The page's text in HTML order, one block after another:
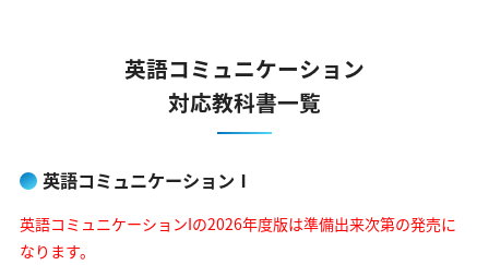
英語コミュニケーション
対応教科書一覧
英語コミュニケーションⅠ
英語コミュニケーションIの2026年度版は準備出来次第の発売に
なります。